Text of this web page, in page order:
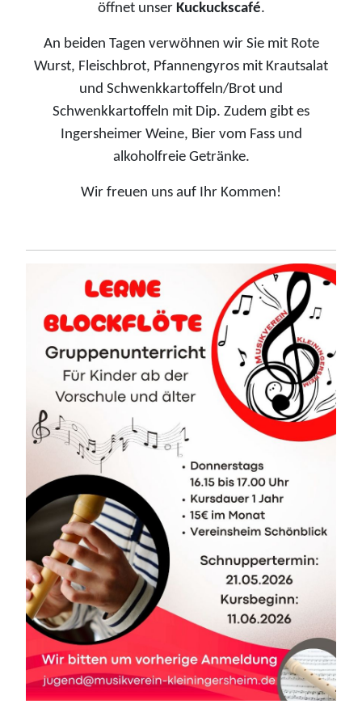
öffnet unser Kuckuckscafé.
An beiden Tagen verwöhnen wir Sie mit Rote
Wurst, Fleischbrot, Pfannengyros mit Krautsalat
und Schwenkkartoffeln/Brot und
Schwenkkartoffeln mit Dip. Zudem gibt es
Ingersheimer Weine, Bier vom Fass und
alkoholfreie Getränke.
Wir freuen uns auf Ihr Kommen!